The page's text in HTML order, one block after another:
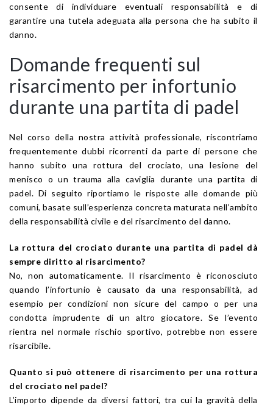
consente di individuare eventuali responsabilità e di
garantire una tutela adeguata alla persona che ha subito il
danno.
Domande frequenti sul
risarcimento per infortunio
durante una partita di padel
Nel corso della nostra attività professionale, riscontriamo
frequentemente dubbi ricorrenti da parte di persone che
hanno subito una rottura del crociato, una lesione del
menisco o un trauma alla caviglia durante una partita di
padel. Di seguito riportiamo le risposte alle domande più
comuni, basate sull’esperienza concreta maturata nell’ambito
della responsabilità civile e del risarcimento del danno.
La rottura del crociato durante una partita di padel dà
sempre diritto al risarcimento?
No, non automaticamente. Il risarcimento è riconosciuto
quando l’infortunio è causato da una responsabilità, ad
esempio per condizioni non sicure del campo o per una
condotta imprudente di un altro giocatore. Se l’evento
rientra nel normale rischio sportivo, potrebbe non essere
risarcibile.
Quanto si può ottenere di risarcimento per una rottura
del crociato nel padel?
L’importo dipende da diversi fattori, tra cui la gravità della